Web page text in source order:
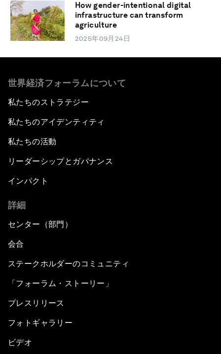
How gender-intentional digital
infrastructure can transform
agriculture
2025年09月24日
世界経済フォーラムについて
私たちのストラテジー
私たちのアイデンティティ
私たちの活動
リーダーシップとガバナンス
インパクト
詳細
センター（部門）
会合
ステークホルダーのコミュニティ
「フォーラム・ストーリー」
プレスリリース
フォトギャラリー
ビデオ